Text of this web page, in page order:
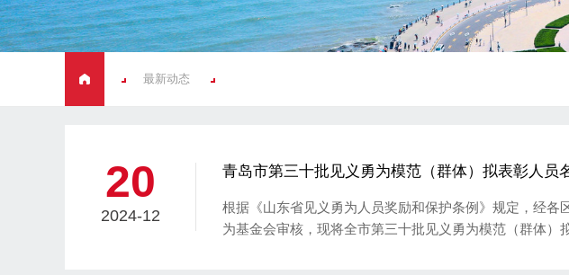
最新动态
20
2024-12
青岛市第三十批见义勇为模范（群体）拟表彰人员
根据《山东省见义勇为人员奖励和保护条例》规定，经各
为基金会审核，现将全市第三十批见义勇为模范（群体）